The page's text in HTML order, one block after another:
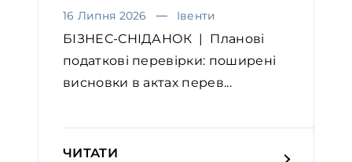
16 Липня 2026 Івенти
БІЗНЕС-СНІДАНОК | Планові
податкові перевірки: поширені
висновки в актах перев...
ЧИТАТИ